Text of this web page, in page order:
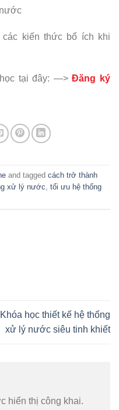
kiến thức bổ ích khi
học tại đây: —>Đăng ký
and tagged cách trở thành
xử lý nước tối ưu hệ thống
Khóa học thiết kế hệ thống
xử lý nước siêu tinh khiết
hiển thị công khai.